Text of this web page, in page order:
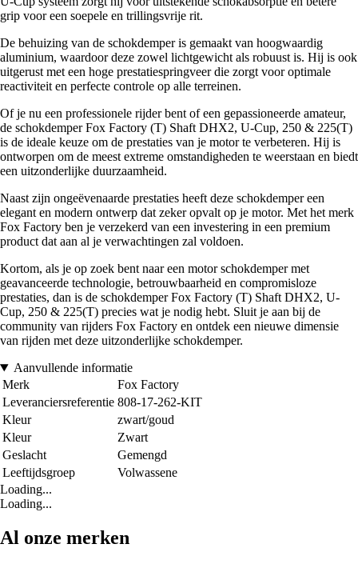
grip voor een soepele en trillingsvrije rit.
De behuizing van de schokdemper is gemaakt van hoogwaardig
aluminium, waardoor deze zowel lichtgewicht als robuust is. Hij is ook
uitgerust met een hoge prestatiespringveer die zorgt voor optimale
reactiviteit en perfecte controle op alle terreinen.
Of je nu een professionele rijder bent of een gepassioneerde amateur,
de schokdemper Fox Factory (T) Shaft DHX2, U-Cup, 250 & 225(T)
is de ideale keuze om de prestaties van je motor te verbeteren. Hij is
ontworpen om de meest extreme omstandigheden te weerstaan en biedt
een uitzonderlijke duurzaamheid.
Naast zijn ongeëvenaarde prestaties heeft deze schokdemper een
elegant en modern ontwerp dat zeker opvalt op je motor. Met het merk
Fox Factory ben je verzekerd van een investering in een premium
product dat aan al je verwachtingen zal voldoen.
Kortom, als je op zoek bent naar een motor schokdemper met
geavanceerde technologie, betrouwbaarheid en compromisloze
prestaties, dan is de schokdemper Fox Factory (T) Shaft DHX2, U-
Cup, 250 & 225(T) precies wat je nodig hebt. Sluit je aan bij de
community van rijders Fox Factory en ontdek een nieuwe dimensie
van rijden met deze uitzonderlijke schokdemper.
Aanvullende informatie
Merk
Fox Factory
Leveranciersreferentie 808-17-262-KIT
Kleur
zwart/goud
Kleur
Zwart
Geslacht
Gemengd
Leeftijdsgroep
Volwassene
Loading...
Loading...
Al onze merken